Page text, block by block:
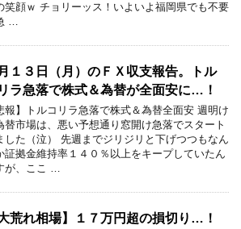
笑顔ｗ チョリーッス！いよいよ福岡県でも不要
…
１３日（月）のＦＸ収支報告。トル
ラ急落で株式＆為替が全面安に…！
報】トルコリラ急落で株式＆為替全面安 週明け
替市場は、悪い予想通り窓開け急落でスタート
した（泣） 先週までジリジリと下げつつもなん
証拠金維持率１４０％以上をキープしていたん
が、ここ …
大荒れ相場】１７万円超の損切り…！